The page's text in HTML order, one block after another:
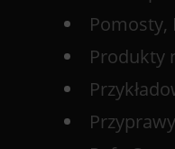
Pomosty,
Produkty
Przyprawy